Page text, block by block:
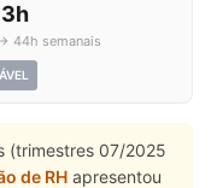
44h semanais
(trimestres 07/2025
de RH apresentou